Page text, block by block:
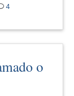
4
o